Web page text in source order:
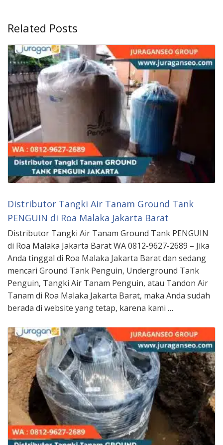
Related Posts
Distributor Tangki Air Tanam Ground Tank
PENGUIN di Roa Malaka Jakarta Barat
Distributor Tangki Air Tanam Ground Tank PENGUIN
di Roa Malaka Jakarta Barat WA 0812-9627-2689 – Jika
Anda tinggal di Roa Malaka Jakarta Barat dan sedang
mencari Ground Tank Penguin, Underground Tank
Penguin, Tangki Air Tanam Penguin, atau Tandon Air
Tanam di Roa Malaka Jakarta Barat, maka Anda sudah
berada di website yang tetap, karena kami …